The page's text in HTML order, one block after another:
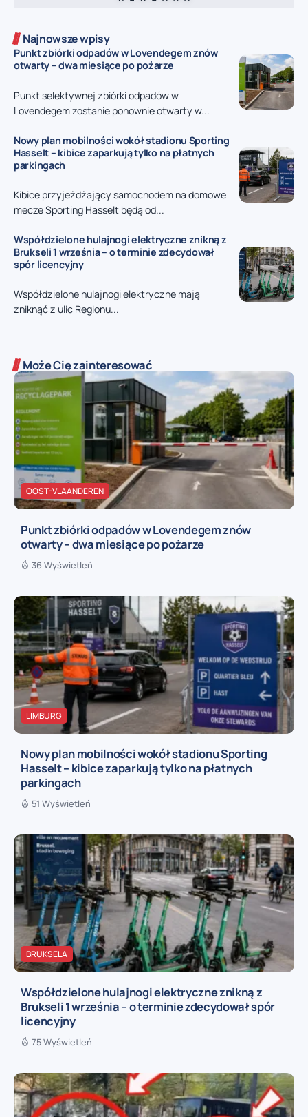
Najnowsze wpisy
Punkt zbiórki odpadów w Lovendegem znów
otwarty – dwa miesiące po pożarze
Punkt selektywnej zbiórki odpadów w
Lovendegem zostanie ponownie otwarty w...
Nowy plan mobilności wokół stadionu Sporting
Hasselt – kibice zaparkują tylko na płatnych
parkingach
Kibice przyjeżdżający samochodem na domowe
mecze Sporting Hasselt będą od...
Współdzielone hulajnogi elektryczne znikną z
Brukseli 1 września – o terminie zdecydował
spór licencyjny
Współdzielone hulajnogi elektryczne mają
zniknąć z ulic Regionu...
Może Cię zainteresować
OOST-VLAANDEREN
Punkt zbiórki odpadów w Lovendegem znów
otwarty – dwa miesiące po pożarze
36 Wyświetleń
LIMBURG
Nowy plan mobilności wokół stadionu Sporting
Hasselt – kibice zaparkują tylko na płatnych
parkingach
51 Wyświetleń
BRUKSELA
Współdzielone hulajnogi elektryczne znikną z
Brukseli 1 września – o terminie zdecydował spór
licencyjny
75 Wyświetleń